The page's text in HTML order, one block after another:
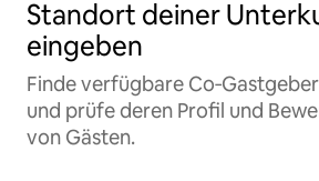
Standort deiner
eingeben
Finde verfügbare
und prüfe deren Profil und
von Gästen.